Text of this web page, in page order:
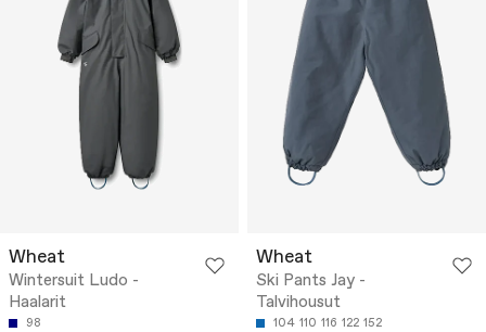
Wheat
Wintersuit Ludo -
Haalarit
98
Wheat
Ski Pants Jay -
Talvihousut
104 110 116 122 152